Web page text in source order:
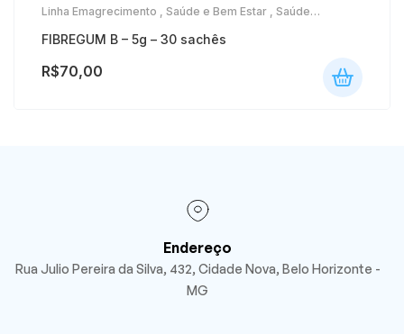
Linha Emagrecimento Saúde e Bem Estar
Saúde
FIBREGUM B – 5g – 30 sachês
R$70,00
Endereço
Rua Julio Pereira da Silva, 432, Cidade Nova, Belo Horizonte -
MG